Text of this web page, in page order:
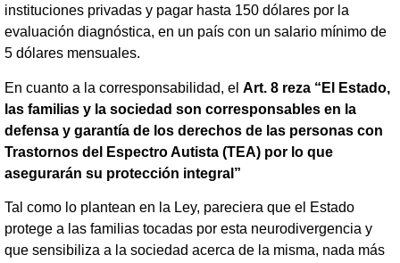
instituciones privadas y pagar hasta 150 dólares por la
evaluación diagnóstica, en un país con un salario mínimo de
5 dólares mensuales.
En cuanto a la corresponsabilidad, el Art. 8 reza “El Estado,
las familias y la sociedad son corresponsables en la
defensa y garantía de los derechos de las personas con
Trastornos del Espectro Autista (TEA) por lo que
asegurarán su protección integral”
Tal como lo plantean en la Ley, pareciera que el Estado
protege a las familias tocadas por esta neurodivergencia y
que sensibiliza a la sociedad acerca de la misma, nada más